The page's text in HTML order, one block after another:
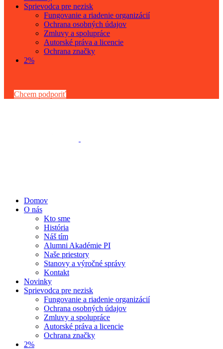
Sprievodca pre nezisk
Fungovanie a riadenie organizácií
Ochrana osobných údajov
Zmluvy a spolupráce
Autorské práva a licencie
Ochrana značky
2%
Chcem podporiť
Domov
O nás
Kto sme
História
Náš tím
Alumni Akadémie PI
Naše priestory
Stanovy a výročné správy
Kontakt
Novinky
Sprievodca pre nezisk
Fungovanie a riadenie organizácií
Ochrana osobných údajov
Zmluvy a spolupráce
Autorské práva a licencie
Ochrana značky
2%